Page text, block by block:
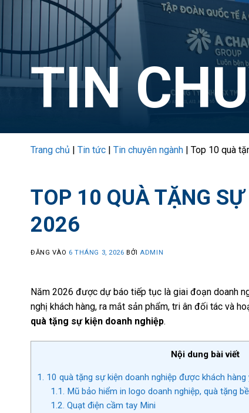
TIN
Trang chủ | Tin tức | Tin chuyên ngành | Top 10 quà
TOP 10 QUÀ TẶNG
2026
ĐĂNG VÀO 6 THÁNG 3, 2026 BỞIADMIN
Năm 2026 được dự báo tiếp tục là giai đoạn doanh
nghị khách hàng, ra mắt sản phẩm, tri ân đối tác và
quà tặng sự kiện doanh nghiệp.
Nội dung bài viết
1. 10 quà tặng sự kiện doanh nghiệp được khách hàng
1.1. Mũ bảo hiểm in logo doanh nghiệp, quà tặng
1.2. Quạt điện cầm tay Mini